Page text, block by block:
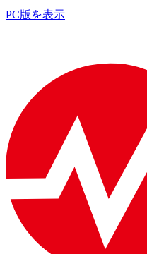
PC版を表示